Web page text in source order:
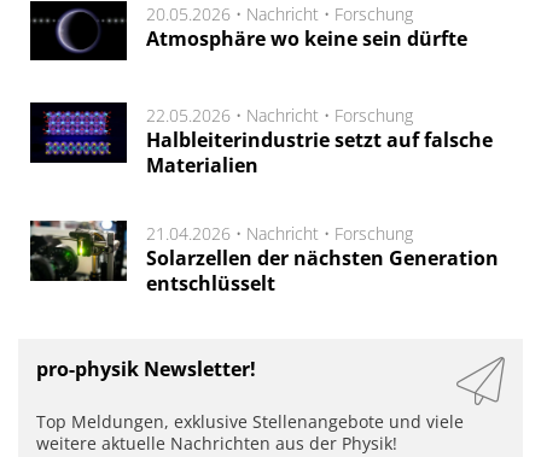
20.05.2026 • Nachricht • Forschung
Atmosphäre wo keine sein dürfte
22.05.2026 • Nachricht • Forschung
Halbleiterindustrie setzt auf falsche
Materialien
21.04.2026 • Nachricht • Forschung
Solarzellen der nächsten Generation
entschlüsselt
pro-physik Newsletter!
Top Meldungen, exklusive Stellenangebote und viele
weitere aktuelle Nachrichten aus der Physik!